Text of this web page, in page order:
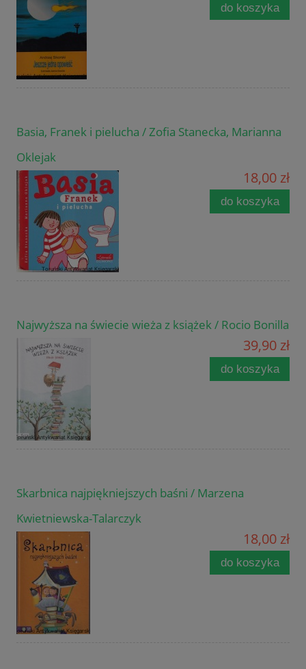
do koszyka
Basia, Franek i pielucha / Zofia Stanecka, Marianna
Oklejak
18,00 zł
do koszyka
Najwyższa na świecie wieża z książek / Rocio Bonilla
39,90 zł
do koszyka
Skarbnica najpiękniejszych baśni / Marzena
Kwietniewska-Talarczyk
18,00 zł
do koszyka